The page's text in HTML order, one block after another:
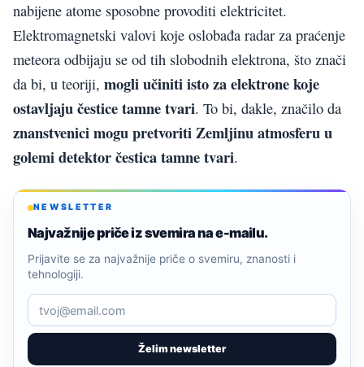
nabijene atome sposobne provoditi elektricitet.
Elektromagnetski valovi koje oslobađa radar za praćenje
meteora odbijaju se od tih slobodnih elektrona, što znači
da bi, u teoriji, mogli učiniti isto za elektrone koje
ostavljaju čestice tamne tvari. To bi, dakle, značilo da
znanstvenici mogu pretvoriti Zemljinu atmosferu u
golemi detektor čestica tamne tvari.
NEWSLETTER
Najvažnije priče iz svemira na e-mailu.
Želim newsletter
Prijavite se za najvažnije priče o svemiru, znanosti i
tehnologiji.